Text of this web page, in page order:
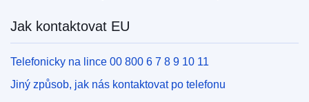
Jak kontaktovat EU
Telefonicky na lince 00 800 6 7 8 9 10 11
Jiný způsob, jak nás kontaktovat po telefonu